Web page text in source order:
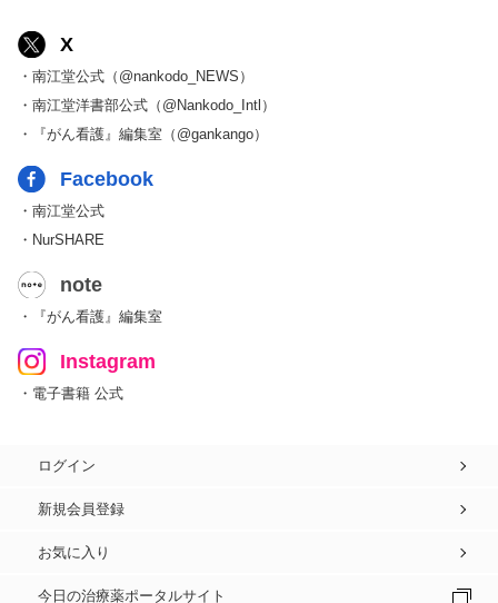
X
・南江堂公式（@nankodo_NEWS）
・南江堂洋書部公式（@Nankodo_Intl）
・『がん看護』編集室（@gankango）
Facebook
・南江堂公式
・NurSHARE
note
・『がん看護』編集室
Instagram
・電子書籍 公式
ログイン
新規会員登録
お気に入り
今日の治療薬ポータルサイト